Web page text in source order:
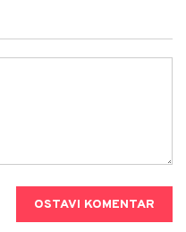
OSTAVI KOMENTAR